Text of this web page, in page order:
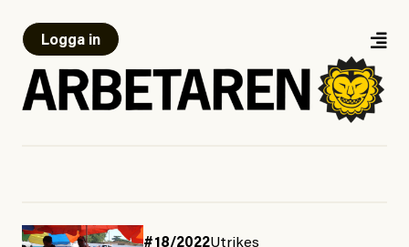
Logga in
#18/2022Utrikes